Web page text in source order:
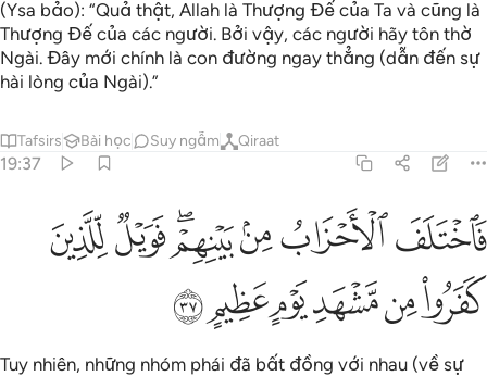
(Ysa bảo): “Quả thật, Allah là Thượng Đế của Ta và cũng là
Thượng Đế của các người. Bởi vậy, các người hãy tôn thờ
Ngài. Đây mới chính là con đường ngay thẳng (dẫn đến sự
hài lòng của Ngài).”
Tafsirs Bài học Suy ngẫm Qiraat
19:37
فاختلف الاحزاب من بينهم فويل للذين كفروا من مشهد يوم عظيم ٣٧
فَٱخْتَلَفَ ٱلْأَحْزَابُ مِنۢ بَيْنِهِمْ ۖ فَوَيْلٌۭ لِّلَّذِينَ كَفَرُوا۟ مِن مَّشْهَدِ يَوْمٍ
ﳇﳈﳉﳊﳋﳌﳍ
ﳎﳏﳐﳑﳒﳓ
Tuy nhiên, những nhóm phái đã bất đồng với nhau (về sự